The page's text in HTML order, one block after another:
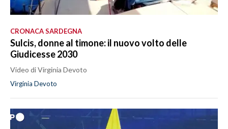
CRONACA SARDEGNA
Sulcis, donne al timone: il nuovo volto delle
Giudicesse 2030
Video di Virginia Devoto
Virginia Devoto